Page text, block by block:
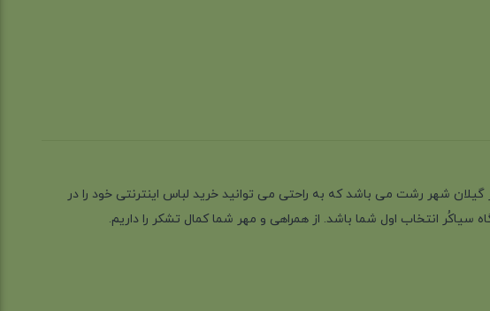
و ... در استان سرسبز گیلان شهر رشت می باشد که به راحتی می توانید خرید لباس اینترنتی خود را در
انتخاب اول شما باشد. از همراهی و مهر شما کمال تشکر را داریم.